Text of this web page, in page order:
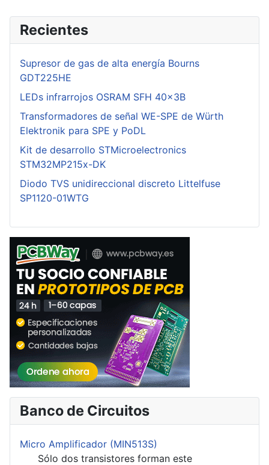
Recientes
Supresor de gas de alta energía Bourns
GDT225HE
LEDs infrarrojos OSRAM SFH 40x3B
Transformadores de señal WE-SPE de Würth
Elektronik para SPE y PoDL
Kit de desarrollo STMicroelectronics
STM32MP215x-DK
Diodo TVS unidireccional discreto Littelfuse
SP1120-01WTG
Banco de Circuitos
Micro Amplificador (MIN513S)
Sólo dos transistores forman este